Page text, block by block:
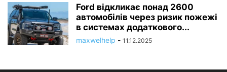
Ford відкликає понад 2600
автомобілів через ризик пожежі
в системах додаткового...
maxwelhelp - 11.12.2025